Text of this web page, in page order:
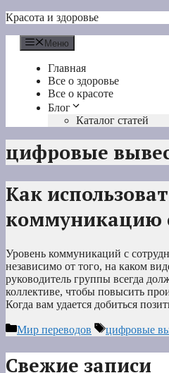
Перейти
содержимому
Красота и здоровье
Меню
Главная
Все о здоровье
Все о красоте
Блог
Каталог статей
цифровые
Как
коммуникацию
Уровень коммуникаций с
независимо от того, на каком
руководитель группы всегда
коллективе, чтобы повысить
Когда вам удается добиться
Рубрики
Мир переводов Метки
цифровые
Свежие записи